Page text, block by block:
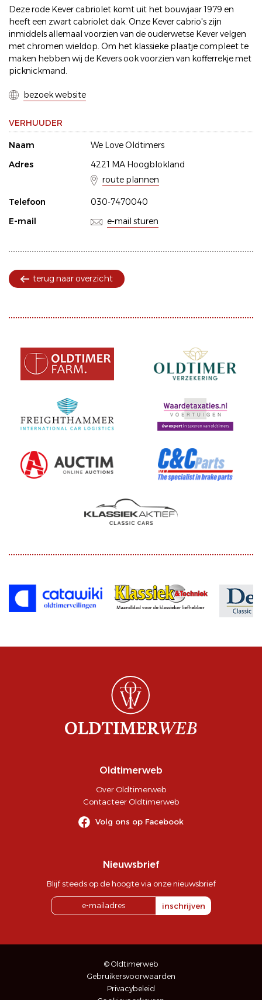
Deze rode Kever cabriolet komt uit het bouwjaar 1979 en
heeft een zwart cabriolet dak. Onze Kever cabrio's zijn
inmiddels allemaal voorzien van de ouderwetse Kever velgen
met chromen wieldop. Om het klassieke plaatje compleet te
maken hebben wij de Kevers ook voorzien van kofferrekje met
picknickmand.
bezoek website
VERHUUDER
Naam
We Love Oldtimers
Adres
4221 MA Hoogblokland
route plannen
Telefoon
030-7470040
E-mail
e-mail sturen
terug naar overzicht
Oldtimerweb
Over Oldtimerweb
Contacteer Oldtimerweb
Volg ons op Facebook
Nieuwsbrief
Blijf steeds op de hoogte via onze nieuwsbrief
inschrijven
© Oldtimerweb
Gebruikersvoorwaarden
Privacybeleid